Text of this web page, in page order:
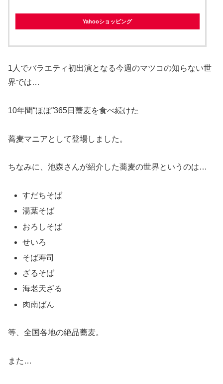
Yahooショッピング
1人でバラエティ初出演となる今週のマツコの知らない世
界では…
10年間“ほぼ”365日蕎麦を食べ続けた
蕎麦マニアとして登場しました。
ちなみに、池森さんが紹介した蕎麦の世界というのは…
すだちそば
湯葉そば
おろしそば
せいろ
そば寿司
ざるそば
海老天ざる
肉南ばん
等、全国各地の絶品蕎麦。
また…